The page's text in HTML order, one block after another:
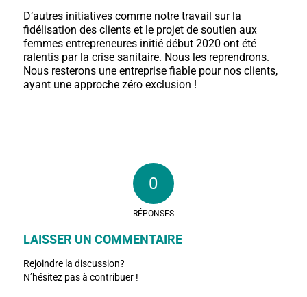
D’autres initiatives comme notre travail sur la
fidélisation des clients et le projet de soutien aux
femmes entrepreneures initié début 2020 ont été
ralentis par la crise sanitaire. Nous les reprendrons.
Nous resterons une entreprise fiable pour nos clients,
ayant une approche zéro exclusion !
0
RÉPONSES
LAISSER UN COMMENTAIRE
Rejoindre la discussion?
N’hésitez pas à contribuer !